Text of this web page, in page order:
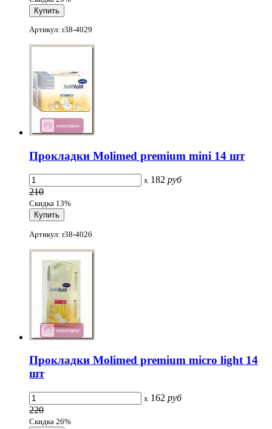
Артикул: r38-4029
Прокладки Molimed premium mini 14 шт
x 182 руб
210
Скидка 13%
Артикул: r38-4026
Прокладки Molimed premium micro light 14
шт
x 162 руб
220
Скидка 26%